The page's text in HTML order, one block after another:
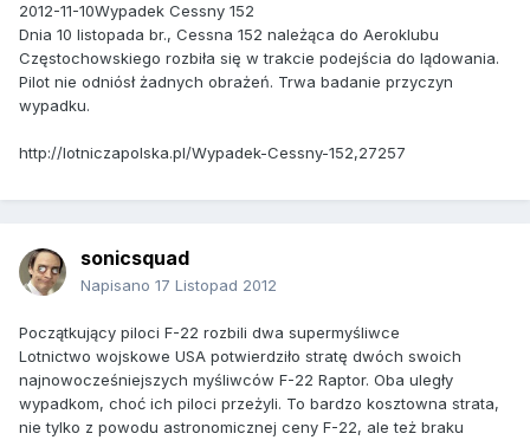
2012-11-10Wypadek Cessny 152
Dnia 10 listopada br., Cessna 152 należąca do Aeroklubu
Częstochowskiego rozbiła się w trakcie podejścia do lądowania.
Pilot nie odniósł żadnych obrażeń. Trwa badanie przyczyn
wypadku.
http://lotniczapolska.pl/Wypadek-Cessny-152,27257
sonicsquad
Napisano 17 Listopad 2012
Początkujący piloci F-22 rozbili dwa supermyśliwce
Lotnictwo wojskowe USA potwierdziło stratę dwóch swoich
najnowocześniejszych myśliwców F-22 Raptor. Oba uległy
wypadkom, choć ich piloci przeżyli. To bardzo kosztowna strata,
nie tylko z powodu astronomicznej ceny F-22, ale też braku